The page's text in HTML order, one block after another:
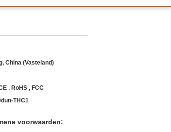
China (Vasteland)
, RoHS , FCC
THC1
voorwaarden: